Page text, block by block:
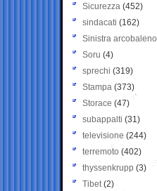
Sicurezza (452)
sindacati (162)
Sinistra arcobaleno
Soru (4)
sprechi (319)
Stampa (373)
Storace (47)
subappalti (31)
televisione(244)
terremoto (402)
thyssenkrupp (3)
Tibet(2)